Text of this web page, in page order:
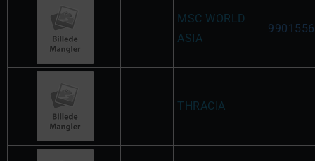
MSC WORLD
ASIA
9901556
THRACIA